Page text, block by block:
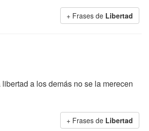
+ Frases de Libertad
a los demás no se la merecen
+ Frases de Libertad